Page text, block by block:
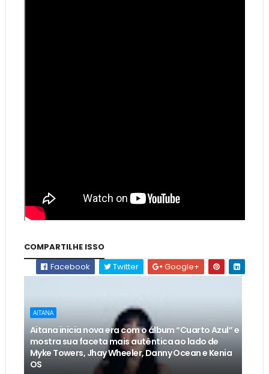
COMPARTILHE ISSO
Facebook
Twitter Google+
AITANA
Aitana inicia nova era com o álbum “Cuarto Azul” e
mostra sua faceta mais autêntica ao lado de
Myke Towers, Jhay Wheeler, Danny Ocean e Kenia
OS